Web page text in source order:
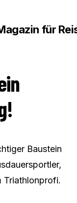
Baustein
Triathlonprofi.